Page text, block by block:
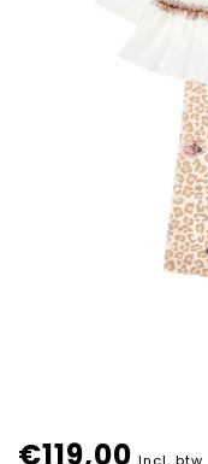
€119,00